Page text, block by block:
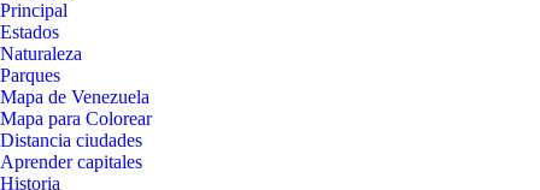
Principal
Estados
Naturaleza
Parques
Mapa de Venezuela
Mapa para Colorear
Distancia ciudades
Aprender capitales
Historia